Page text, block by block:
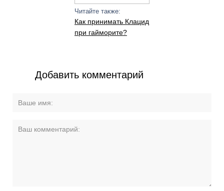
Читайте также:
Как принимать Клацид
при гайморите?
Добавить комментарий